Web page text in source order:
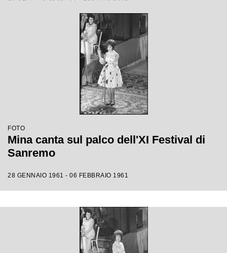
FOTO
Mina canta sul palco dell'XI Festival di
Sanremo
28 GENNAIO 1961 - 06 FEBBRAIO 1961